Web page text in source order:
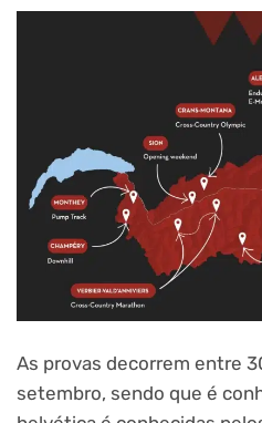
As provas decorrem entre
setembro, sendo que é